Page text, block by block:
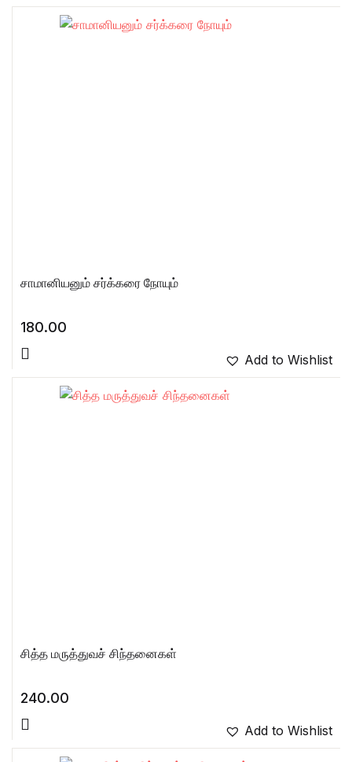
சாமானியனும் சர்க்கரை நோயும்
180.00
Add to Wishlist
சித்த மருத்துவச் சிந்தனைகள்
240.00
Add to Wishlist